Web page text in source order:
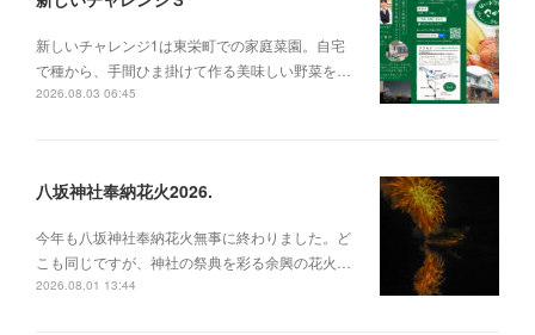
新しいチャレンジ1は東栄町での家庭菜園。自宅
で種から、手間ひま掛けて作る美味しい野菜を…
2026.08.03 06:45
八坂神社奉納花火2026.
今年も八坂神社奉納花火無事に終わりました。ど
こも同じですが、神社の祭典を彩る余興の花火…
2026.08.01 13:44